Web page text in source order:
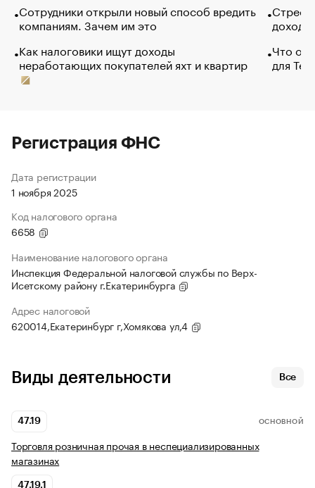
Сотрудники открыли новый способ вредить
компаниям. Зачем им это
Как налоговики ищут доходы
неработающих покупателей яхт и квартир
Что
для
Регистрация ФНС
Дата регистрации
1 ноября 2025
Код налогового органа
6658
Наименование налогового органа
Инспекция Федеральной налоговой службы по Верх-
Исетскому району г.Екатеринбурга
Адрес налоговой
620014,Екатеринбург г,Хомякова ул,4
Виды деятельности Все
47.19 ОСНОВНОЙ
Торговля розничная прочая в неспециализированных
магазинах
47.19.1